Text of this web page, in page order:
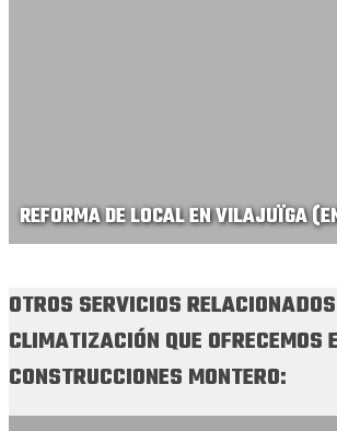
REFORMA DE LOCAL EN VILAJUÏGA
OTROS SERVICIOS
CLIMATIZACIÓN QUE OFRECEMOS
CONSTRUCCIONES MONTERO: